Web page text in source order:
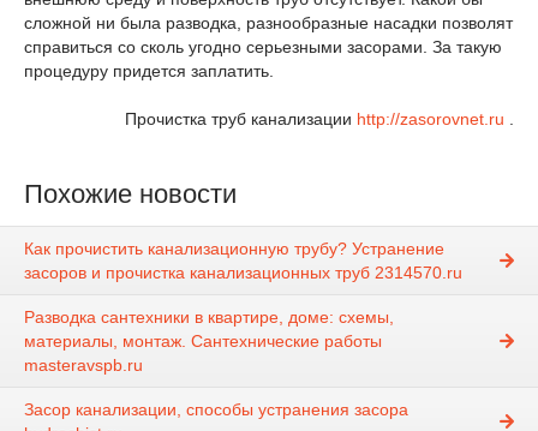
сложной ни была разводка, разнообразные насадки позволят
справиться со сколь угодно серьезными засорами. За такую
процедуру придется заплатить.
Прочистка труб канализации http://zasorovnet.ru
Похожие новости
Как прочистить канализационную трубу? Устранение
засоров и прочистка канализационных труб 2314570.ru
Разводка сантехники в квартире, доме: схемы,
материалы, монтаж. Сантехнические работы
masteravspb.ru
Засор канализации, способы устранения засора